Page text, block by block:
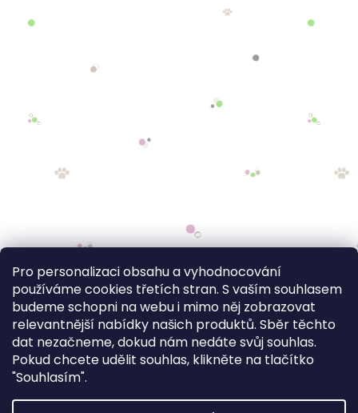
Pro personalizaci obsahu a vyhodnocování
používáme cookies třetích stran. S vaším souhlasem
budeme schopni na webu i mimo něj zobrazovat
relevantnější nabídky našich produktů. Sběr těchto
dat nezačneme, dokud nám nedáte svůj souhlas.
Pokud chcete udělit souhlas, klikněte na tlačítko
"Souhlasím".